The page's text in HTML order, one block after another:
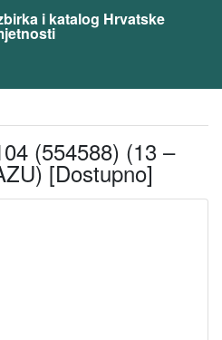
i katalog Hrvatske
(554588) (13 –
[Dostupno]